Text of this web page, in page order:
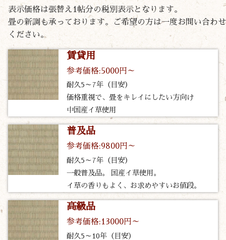
表示価格は張替え1帖分の税別表示となります。
畳の新調も承っております。ご希望の方は一度お問い合わせ
ください。
賃貸用
参考価格:5000円～
耐久5～7年（目安）
価格重視で、畳をキレイにしたい方向け
中国産イ草使用
普及品
参考価格:9800円～
耐久5～7年（目安）
一般普及品。 国産イ草使用。
イ草の香りもよく、お求めやすいお値段。
高級品
参考価格:13000円～
耐久5～10年（目安）